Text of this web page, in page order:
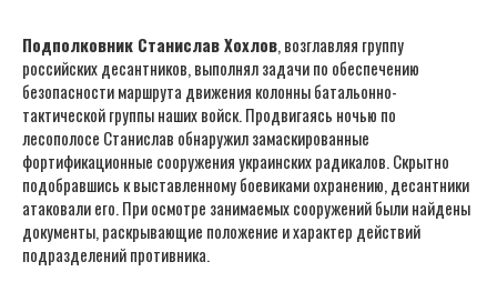
Подполковник Станислав Хохлов, возглавляя группу
российских десантников, выполнял задачи по обеспечению
безопасности маршрута движения колонны батальонно-
тактической группы наших войск. Продвигаясь ночью по
лесополосе Станислав обнаружил замаскированные
фортификационные сооружения украинских радикалов. Скрытно
подобравшись к выставленному боевиками охранению, десантники
атаковали его. При осмотре занимаемых сооружений были найдены
документы, раскрывающие положение и характер действий
подразделений противника.